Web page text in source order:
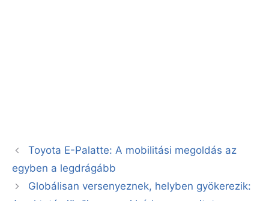
Toyota E-Palatte: A mobilitási megoldás az
egyben a legdrágább
Globálisan versenyeznek, helyben gyökerezik: